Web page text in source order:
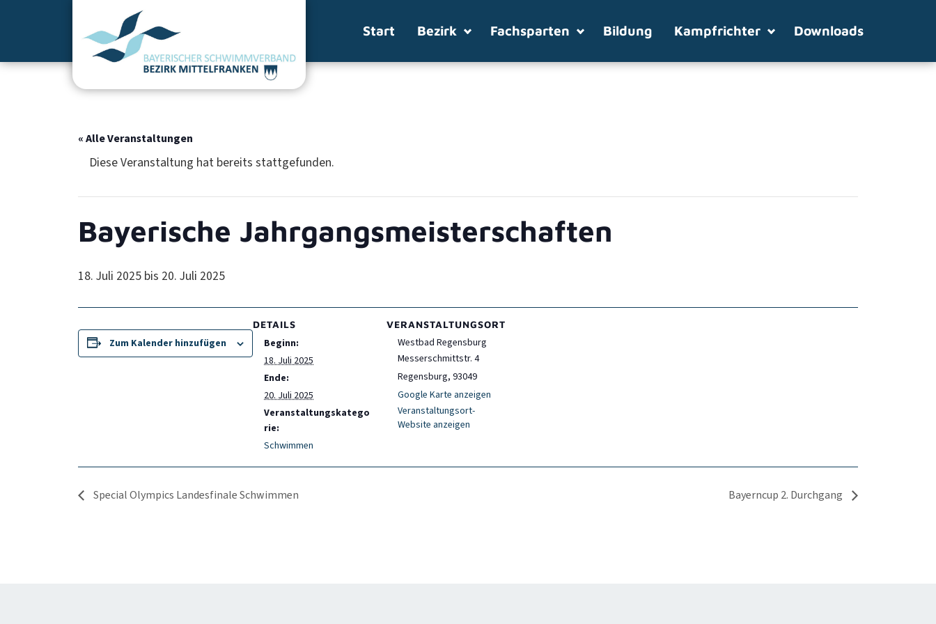
Start Bezirk Fachsparten Bildung Kampfrichter Downloads
« Alle Veranstaltungen
Diese Veranstaltung hat bereits stattgefunden.
Bayerische Jahrgangsmeisterschaften
18. Juli 2025 bis 20. Juli 2025
Zum Kalender hinzufügen
DETAILS
Beginn:
18. Juli 2025
Ende:
20. Juli 2025
Veranstaltungskatego
rie:
Schwimmen
VERANSTALTUNGSORT
Westbad Regensburg
Messerschmittstr. 4
Regensburg, 93049
Google Karte anzeigen
Veranstaltungsort-
Website anzeigen
Special Olympics Landesfinale Schwimmen Bayerncup 2. Durchgang